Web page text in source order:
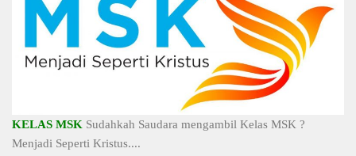
KELAS MSK Sudahkah Saudara mengambil Kelas MSK ?
Menjadi Seperti Kristus....